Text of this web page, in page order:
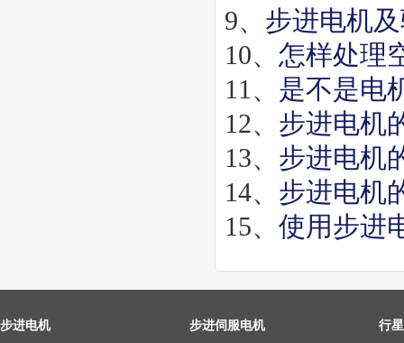
9、 步进电机
10、 怎样处理
11、 是不是电
12、 步进电机
13、 步进电机
14、 步进电机
15、 使用步进
步进电机 步进伺服电机 行